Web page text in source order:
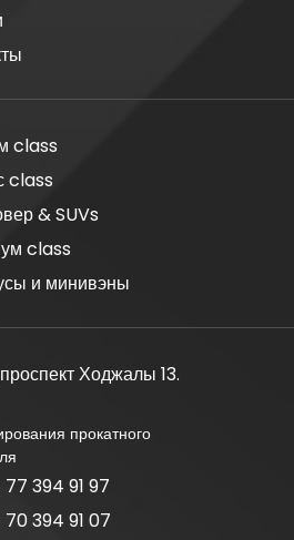
class
class
& SUVs
class
и минивэны
Ходжалы 13.
прокатного
394 91 97
394 91 07